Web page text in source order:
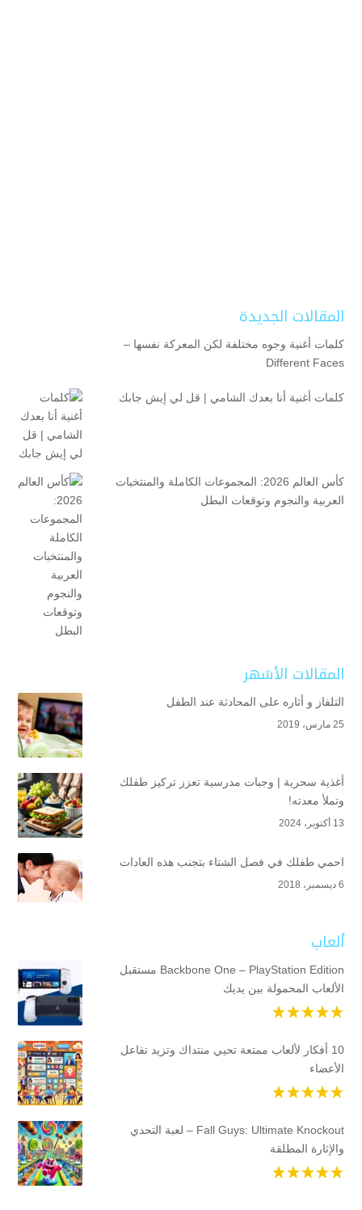
المقالات الجديدة
كلمات أغنية وجوه مختلفة لكن المعركة نفسها –
Different Faces
كلمات أغنية أنا بعدك الشامي | قل لي إيش جابك
كأس العالم 2026: المجموعات الكاملة والمنتخبات
العربية والنجوم وتوقعات البطل
المقالات الأشهر
التلفاز و أثاره على المحادثة عند الطفل
25 مارس، 2019
أغذية سحرية | وجبات مدرسية تعزز تركيز طفلك
وتملأ معدته!
13 أكتوبر، 2024
احمي طفلك في فصل الشتاء بتجنب هذه العادات
6 ديسمبر، 2018
ألعاب
Backbone One – PlayStation Edition مستقبل
الألعاب المحمولة بين يديك
10 أفكار لألعاب ممتعة تحيي منتداك وتزيد تفاعل
الأعضاء
Fall Guys: Ultimate Knockout – لعبة التحدي
والإثارة المطلقة